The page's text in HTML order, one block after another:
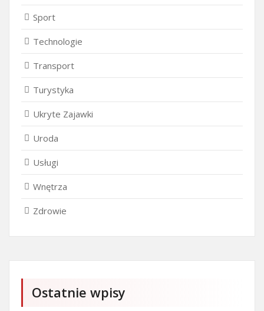
Sport
Technologie
Transport
Turystyka
Ukryte Zajawki
Uroda
Usługi
Wnętrza
Zdrowie
Ostatnie wpisy